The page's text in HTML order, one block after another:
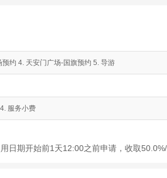
约 4. 天安门广场-国旗预约 5. 导游
服务小费
日期开始前1天12:00之前申请，收取